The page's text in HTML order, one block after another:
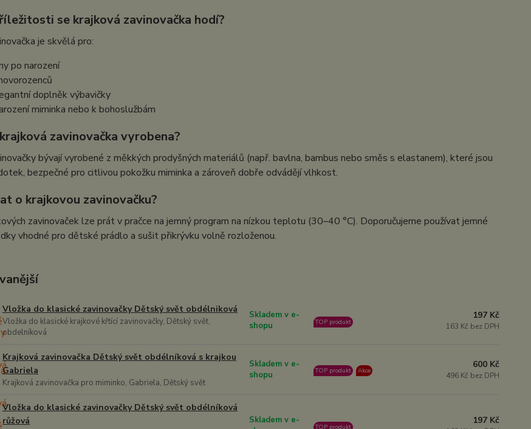
se krajková zavinovačka hodí?
je skvělá pro:
po narození
doplněk výbavičky
miminka nebo k bohoslužbám
zavinovačka vyrobena?
bývají vyrobené z měkkých prodyšných materiálů (např. bavlna, bambus nebo směs s elastanem), které jsou
bezpečné pro citlivou pokožku miminka a zároveň dobře odvádějí vlhkost.
o krajkovou zavinovačku?
zavinovaček lze prát v pračce na jemný program na nízkou teplotu (30–40 °C). Doporučujeme používat jemné
vhodné pro dětské prádlo a sušit přikrývku volně rozloženou.
Vložka do klasické zavinovačky Dětský svět obdélniková
Vložka do klasické krajkové křtící zavinovačky, Dětský svět,
obdelníková
Skladem v e-
shopu
TOP produkt
197 Kč
163 Kč bez DPH
Krajková zavinovačka Dětský svět obdélníková s krajkou
Gabriela
Krajková zavinovačka pro miminko, Gabriela, Dětský svět
Skladem v e-
shopu
TOP produkt Akce
600 Kč
496 Kč bez DPH
Vložka do klasické zavinovačky Dětský svět obdélníková
růžová
Skladem v e-
TOP produkt
197 Kč